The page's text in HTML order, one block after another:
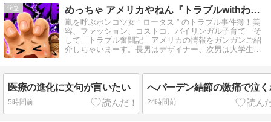
6 めっちゃ アメリカやねん『トラブルwithわんこ』
嵐を呼ぶポンコツ女 ” ロータス ” のトラブル事件簿！美
容、ファッション、コストコ、バイリンガル子育て そ
して トラブル奮闘記 アメリカの情報をガンガンご紹
介しちゃいまーす。長男はデザイナー、次男は大学生。
医療の進化に文句が言いたい
5時間前
へバーデン結節の激痛で泣く
24時間前